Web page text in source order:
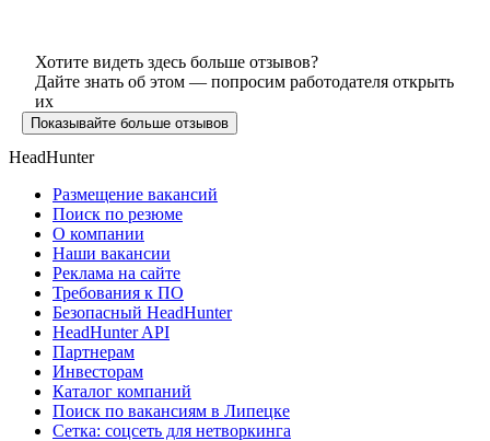
Хотите видеть здесь больше отзывов?
Дайте знать об этом — попросим работодателя открыть
их
Показывайте больше отзывов
HeadHunter
Размещение вакансий
Поиск по резюме
О компании
Наши вакансии
Реклама на сайте
Требования к ПО
Безопасный HeadHunter
HeadHunter API
Партнерам
Инвесторам
Каталог компаний
Поиск по вакансиям в Липецке
Сетка: соцсеть для нетворкинга